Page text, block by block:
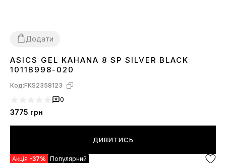
Додати
36 38394041 42434445
ASICS GEL KAHANA 8 SP SILVER BLACK
1011B998-020
Код:FKS2358123
0
3775 грн
ДИВИТИСЬ
Акція -37% Популярний